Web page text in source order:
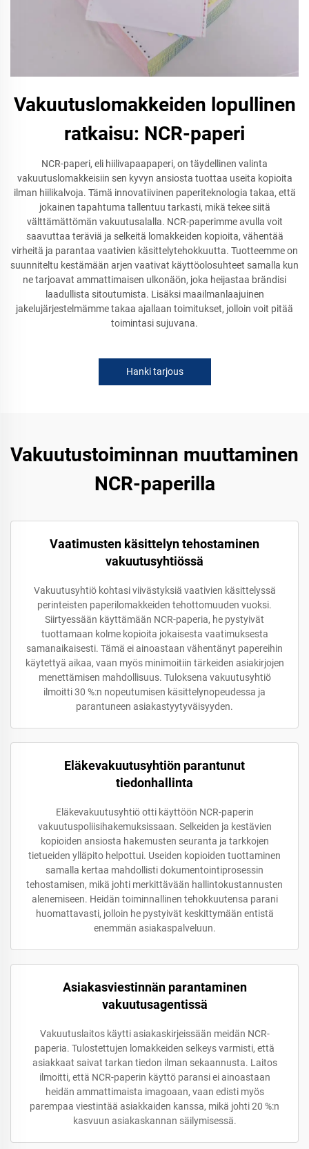
Vakuutuslomakkeiden lopullinen
ratkaisu: NCR-paperi
NCR-paperi, eli hiilivapaapaperi, on täydellinen valinta
vakuutuslomakkeisiin sen kyvyn ansiosta tuottaa useita kopioita
ilman hiilikalvoja. Tämä innovatiivinen paperiteknologia takaa, että
jokainen tapahtuma tallentuu tarkasti, mikä tekee siitä
välttämättömän vakuutusalalla. NCR-paperimme avulla voit
saavuttaa teräviä ja selkeitä lomakkeiden kopioita, vähentää
virheitä ja parantaa vaativien käsittelytehokkuutta. Tuotteemme on
suunniteltu kestämään arjen vaativat käyttöolosuhteet samalla kun
ne tarjoavat ammattimaisen ulkonäön, joka heijastaa brändisi
laadullista sitoutumista. Lisäksi maailmanlaajuinen
jakelujärjestelmämme takaa ajallaan toimitukset, jolloin voit pitää
toimintasi sujuvana.
Hanki tarjous
Vakuutustoiminnan muuttaminen
NCR-paperilla
Vaatimusten käsittelyn tehostaminen
vakuutusyhtiössä
Vakuutusyhtiö kohtasi viivästyksiä vaativien käsittelyssä
perinteisten paperilomakkeiden tehottomuuden vuoksi.
Siirtyessään käyttämään NCR-paperia, he pystyivät
tuottamaan kolme kopioita jokaisesta vaatimuksesta
samanaikaisesti. Tämä ei ainoastaan vähentänyt papereihin
käytettyä aikaa, vaan myös minimoitiin tärkeiden asiakirjojen
menettämisen mahdollisuus. Tuloksena vakuutusyhtiö
ilmoitti 30 %:n nopeutumisen käsittelynopeudessa ja
parantuneen asiakastyytyväisyyden.
Eläkevakuutusyhtiön parantunut
tiedonhallinta
Eläkevakuutusyhtiö otti käyttöön NCR-paperin
vakuutuspoliisihakemuksissaan. Selkeiden ja kestävien
kopioiden ansiosta hakemusten seuranta ja tarkkojen
tietueiden ylläpito helpottui. Useiden kopioiden tuottaminen
samalla kertaa mahdollisti dokumentointiprosessin
tehostamisen, mikä johti merkittävään hallintokustannusten
alenemiseen. Heidän toiminnallinen tehokkuutensa parani
huomattavasti, jolloin he pystyivät keskittymään entistä
enemmän asiakaspalveluun.
Asiakasviestinnän parantaminen
vakuutusagentissä
Vakuutuslaitos käytti asiakaskirjeissään meidän NCR-
paperia. Tulostettujen lomakkeiden selkeys varmisti, että
asiakkaat saivat tarkan tiedon ilman sekaannusta. Laitos
ilmoitti, että NCR-paperin käyttö paransi ei ainoastaan
heidän ammattimaista imagoaan, vaan edisti myös
parempaa viestintää asiakkaiden kanssa, mikä johti 20 %:n
kasvuun asiakaskannan säilymisessä.